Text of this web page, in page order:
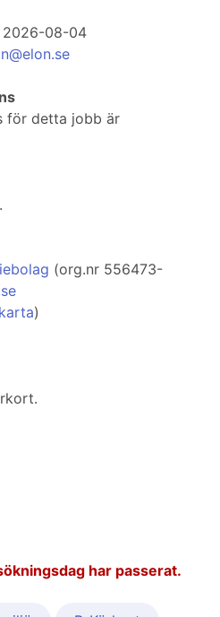
2026-08-04
för detta jobb är
(org.nr 556473-
)
har passerat.